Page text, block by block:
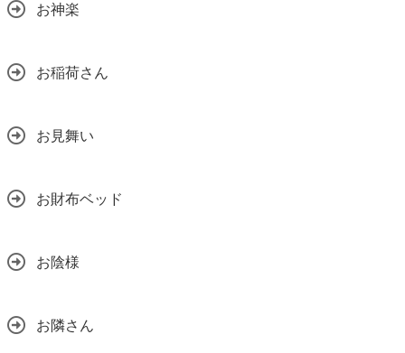
お神楽
お稲荷さん
お見舞い
お財布ベッド
お陰様
お隣さん